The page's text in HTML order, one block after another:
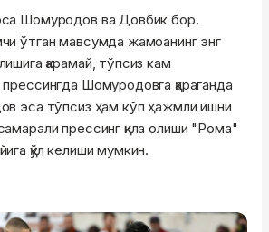
Шомуродов ва Довбик бор.
ўтган мавсумда жамоанинг энг
қарамай, тўпсиз кам
Шомуродовга қараганда
эса тўпсиз ҳам кўп ҳажмли ишни
прессинг қила олиши "Рома"
қўл келиши мумкин.